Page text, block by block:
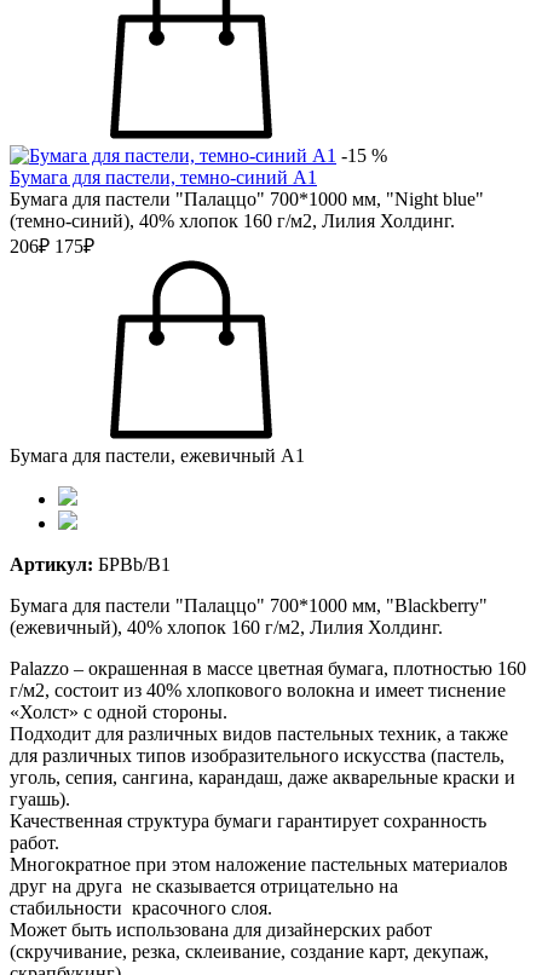
-15 %
Бумага для пастели, темно-синий А1
Бумага для пастели "Палаццо" 700*1000 мм, "Night blue"
(темно-синий), 40% хлопок 160 г/м2, Лилия Холдинг.
206₽ 175₽
Бумага для пастели, ежевичный А1
Артикул: БРBb/B1
Бумага для пастели "Палаццо" 700*1000 мм, "Blackberry"
(ежевичный), 40% хлопок 160 г/м2, Лилия Холдинг.
Palazzo – окрашенная в массе цветная бумага, плотностью 160
г/м2, состоит из 40% хлопкового волокна и имеет тиснение
«Холст» c одной стороны.
Подходит для различных видов пастельных техник, а также
для различных типов изобразительного искусства (пастель,
уголь, сепия, сангина, карандаш, даже акварельные краски и
гуашь).
Качественная структура бумаги гарантирует сохранность
работ.
Многократное при этом наложение пастельных материалов
друг на друга не сказывается отрицательно на
стабильности красочного слоя.
Может быть использована для дизайнерских работ
(скручивание, резка, склеивание, создание карт, декупаж,